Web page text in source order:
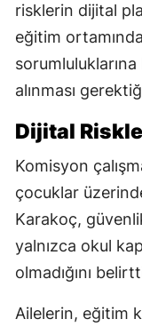
risklerin dijital
eğitim
alınması
Dijital
Komisyon
çocuklar
Karakoç,
yalnızca okul
olmadığını
Ailelerin, eğitim